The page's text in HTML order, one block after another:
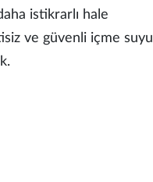
istikrarlı hale
ve güvenli içme suyu